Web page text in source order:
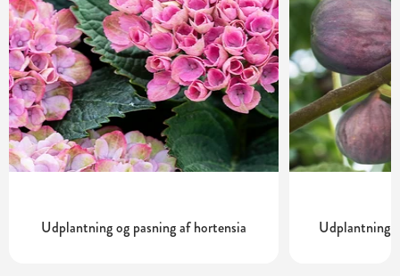
Udplantning og pasning af hortensia Udplantning